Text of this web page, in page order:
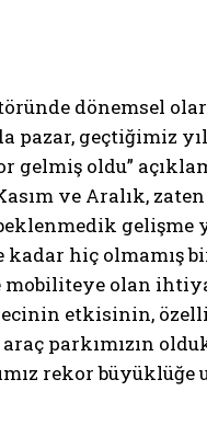
dönemsel
geçtiğimiz
oldu”
ve Aralık,
hiç
olan
etkisinin,
parkımızın
rekor büyüklüğe